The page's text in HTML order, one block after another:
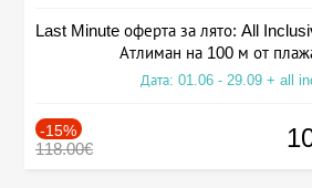
Last Minute оферта за лято: All
Атлиман на 100 м от
Дата: 01.06 - 29.09 + all
-15%
118.00€